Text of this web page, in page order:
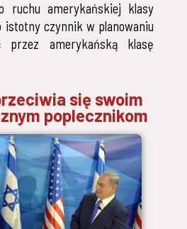
ruchu amerykańskiej klasy
czynnik w planowaniu
przez amerykańską klasę
się swoim
poplecznikom